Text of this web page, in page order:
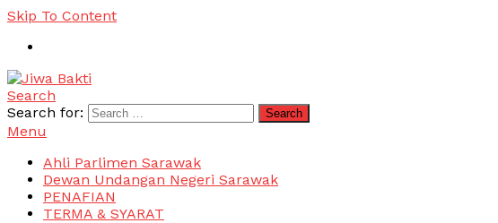
Skip To Content
Jiwa Bakti
Suara PBB Sarawak
Search
Search for:
Menu
Ahli Parlimen Sarawak
Dewan Undangan Negeri Sarawak
PENAFIAN
TERMA & SYARAT